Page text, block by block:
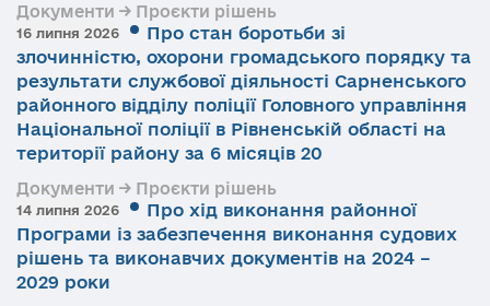
Документи → Проєкти рішень
16 липня 2026
Про стан боротьби зі
злочинністю, охорони громадського порядку та
результати службової діяльності Сарненського
районного відділу поліції Головного управління
Національної поліції в Рівненській області на
території району за 6 місяців 20
Документи → Проєкти рішень
14 липня 2026
Про хід виконання районної
Програми із забезпечення виконання судових
рішень та виконавчих документів на 2024 –
2029 роки